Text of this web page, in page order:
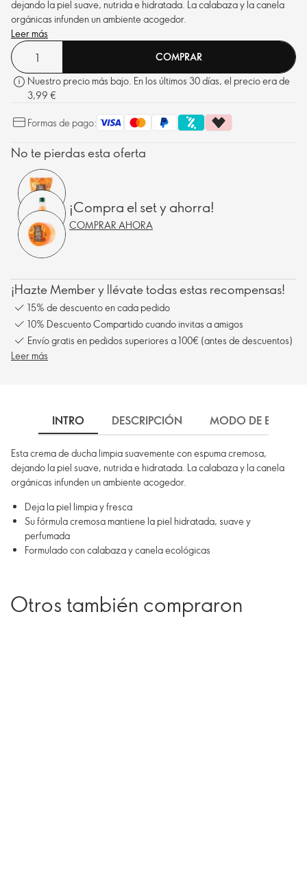
dejando la piel suave, nutrida e hidratada. La calabaza y la canela
orgánicas infunden un ambiente acogedor.
Leer más
COMPRAR
Nuestro precio más bajo. En los últimos 30 días, el precio era de
3,99 €
Formas de pago:
No te pierdas esta oferta
¡Compra el set y ahorra!
COMPRAR AHORA
¡Hazte Member y llévate todas estas recompensas!
15% de descuento en cada pedido
10% Descuento Compartido cuando invitas a amigos
Envío gratis en pedidos superiores a 100€ (antes de descuentos)
Leer más
INTRO DESCRIPCIÓN MODO DE EMPLEO
Esta crema de ducha limpia suavemente con espuma cremosa,
dejando la piel suave, nutrida e hidratada. La calabaza y la canela
orgánicas infunden un ambiente acogedor.
Deja la piel limpia y fresca
Su fórmula cremosa mantiene la piel hidratada, suave y
perfumada
Formulado con calabaza y canela ecológicas
Otros también compraron